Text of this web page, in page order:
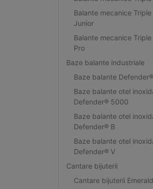
Balante mecanice Triple
Junior
Balante mecanice Triple
Pro
Baze balante industriale
Baze balante
Baze balante otel
Defender® 5000
Baze balante otel
Defender® B
Baze balante otel
Defender® V
Cantare bijuterii
Cantare bijuterii Emerald